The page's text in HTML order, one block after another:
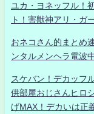
ユカ・ヨネッフル！
ト！害獣神アリ・ガ
おネコさん的まとめ
ンタルメンヘラ電波
スケバン！デカッフ
供部屋おじさんヒロ
げMAX！デカいは正